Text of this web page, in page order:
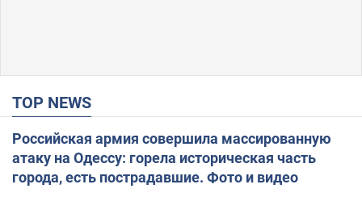
TOP NEWS
Российская армия совершила массированную
атаку на Одессу: горела историческая часть
города, есть пострадавшие. Фото и видео